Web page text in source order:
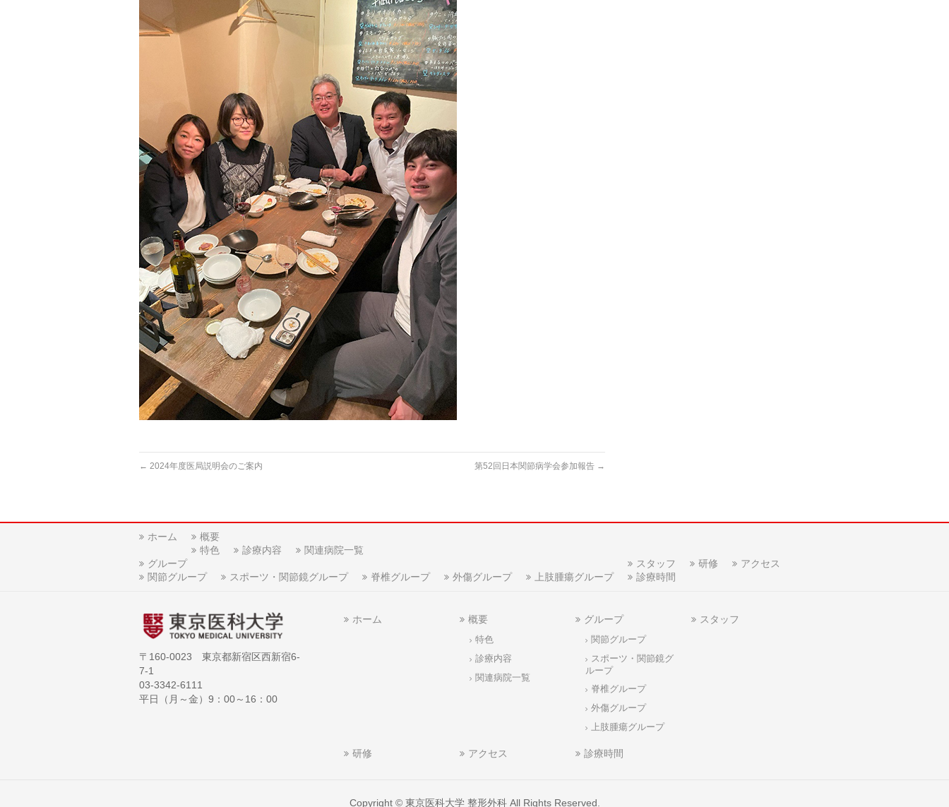
← 2024年度医局説明会のご案内 第52回日本関節病学会参加報告 →
ホーム
概要
特色
診療内容
関連病院一覧
グループ
関節グループ
スポーツ・関節鏡グループ 脊椎グループ 外傷グループ 上肢腫瘍グループ
スタッフ 研修
アクセス
診療時間
〒160-0023 東京都新宿区西新宿6-
7-1
03-3342-6111
平日（月～金）9：00～16：00
ホーム 概要
特色
診療内容
関連病院一覧
グループ
関節グループ
スポーツ・関節鏡グ
ループ
脊椎グループ
外傷グループ
上肢腫瘍グループ
スタッフ
研修 アクセス 診療時間
Copyright © 東京医科大学 整形外科All Rights Reserved.